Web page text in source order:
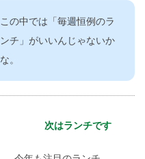
この中では「毎週恒例のラ
ンチ」がいいんじゃないか
な。
次はランチです